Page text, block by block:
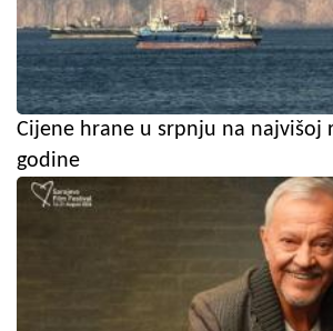
Cijene hrane u srpnju na najvišoj
godine